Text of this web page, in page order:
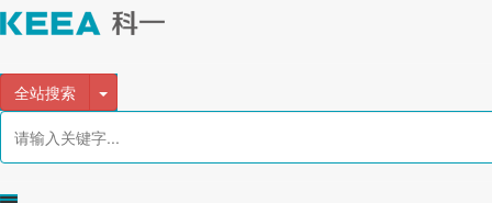
全站搜索